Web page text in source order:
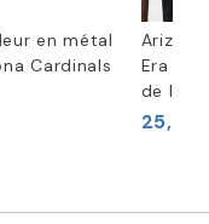
en métal
Cardinals
Era T-
de
25,62